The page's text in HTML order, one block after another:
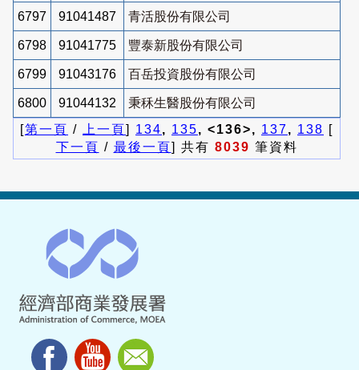
6797 91041487 青活股份有限公司
6798 91041775 豐泰新股份有限公司
6799 91043176 百岳投資股份有限公司
6800 91044132
秉秝生醫股份有限公司
[第一頁 / 上一頁] 134, 135, <136>, 137, 138 [
下一頁 / 最後一頁] 共有 8039 筆資料